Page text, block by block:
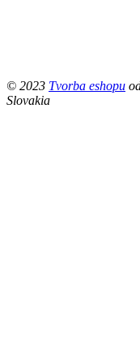
© 2023 Tvorba eshopu
Slovakia